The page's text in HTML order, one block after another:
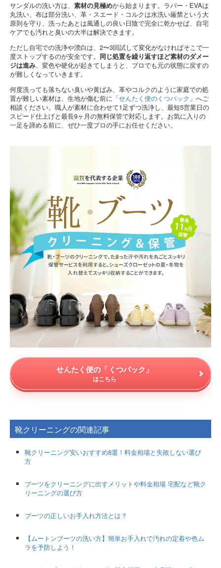
サンダルの洗い方は、 素材の見極めから始まります。ラバー・EVAは
丸洗い、布は部分洗い、革・スエード・コルクは水洗い厳禁という大
原則を守り、洗ったあとは風通しの良い日陰で完全に乾かせば、自宅
ケアでも汚れと臭いの大半は解決できます。
ただし自宅での洗浄や漂白は、2〜3回試して変化がなければそこで一
度ストップするのが安全です。 同じ処置を繰り返すほど素材のダメー
ジは進み、変色や硬化が起きてしまうと、プロでも元の状態に戻すの
が難しくなっていきます。
何度洗っても落ちない臭いや黄ばみ、革やコルクのように家庭での処
置が難しい素材は、生地が傷む前に「せんたく便のくつパック 」へご
相談ください。職人が素材に合わせて1足ずつ洗浄し、最短5営業日の
スピード仕上げと最長9ヶ月の無料保管で対応します。お気に入りの
一足を諦める前に、ぜひ一度プロの手にお任せください。
せんたく便の「くつパック」
はこちら
靴クリーニングの関連記事
靴クリーニング安いおすすめ8選！料金相場と失敗しない選び
方
ブーツをクリーニングに出すメリットや料金相場 宅配など靴ク
リーニングの選び方
ブーツの正しいお手入れ方法とは？
【ムートンブーツの洗い方】簡単お手入れで汚れの定着や色ム
ラを予防しよう！